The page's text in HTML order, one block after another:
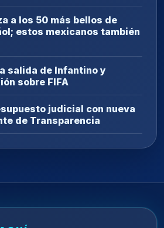
a los 50 más bellos de
estos mexicanos también
salida de Infantino y
sobre FIFA
judicial con nueva
de Transparencia